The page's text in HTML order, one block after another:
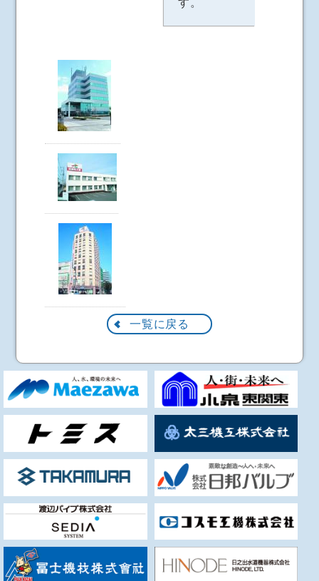
一覧に戻る